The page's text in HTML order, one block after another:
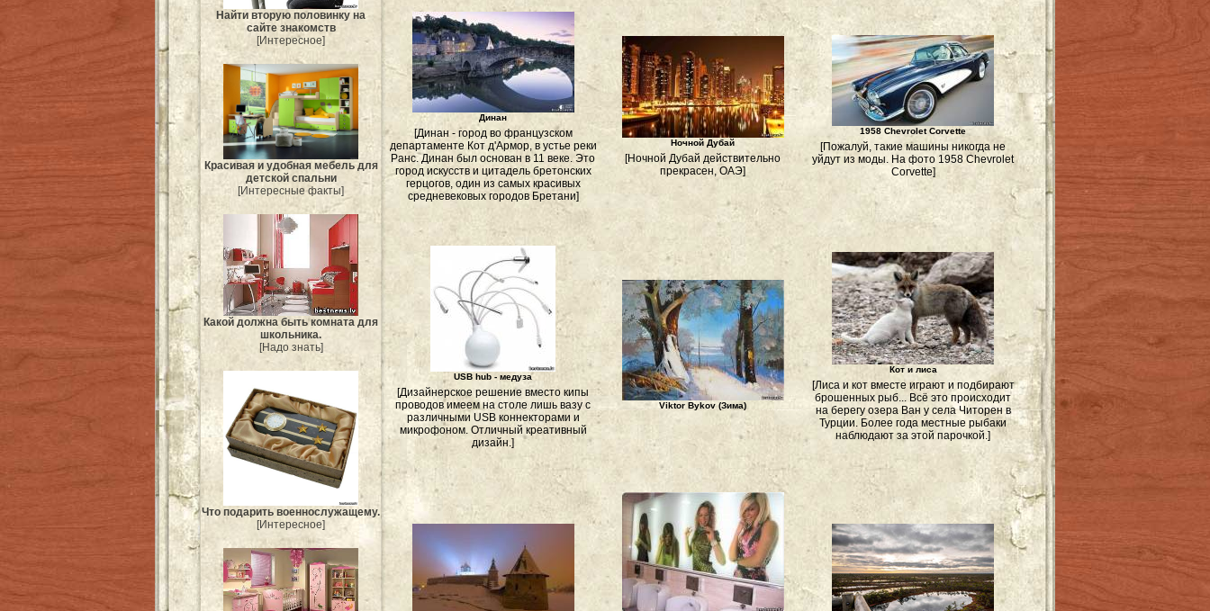
Найти вторую половинку на
сайте знакомств
[Интересное]
Красивая и удобная мебель для
детской спальни
[Интересные факты]
Какой должна быть комната для
школьника.
[Надо знать]
Что подарить военнослужащему.
[Интересное]
Динан
[Динан - город во французском
департаменте Кот д'Армор, в устье реки
Ранс. Динан был основан в 11 веке. Это
город искусств и цитадель бретонских
герцогов, один из самых красивых
средневековых городов Бретани]
Ночной Дубай
[Ночной Дубай действительно
прекрасен, ОАЭ]
1958 Chevrolet Corvette
[Пожалуй, такие машины никогда не
уйдут из моды. На фото 1958 Chevrolet
Corvette]
USB hub - медуза
[Дизайнерское решение вместо кипы
проводов имеем на столе лишь вазу с
различными USB коннекторами и
микрофоном. Отличный креативный
дизайн.]
Viktor Bykov (Зима)
Кот и лиса
[Лиса и кот вместе играют и подбирают
брошенных рыб... Всё это происходит
на берегу озера Ван у села Читорен в
Турции. Более года местные рыбаки
наблюдают за этой парочкой.]